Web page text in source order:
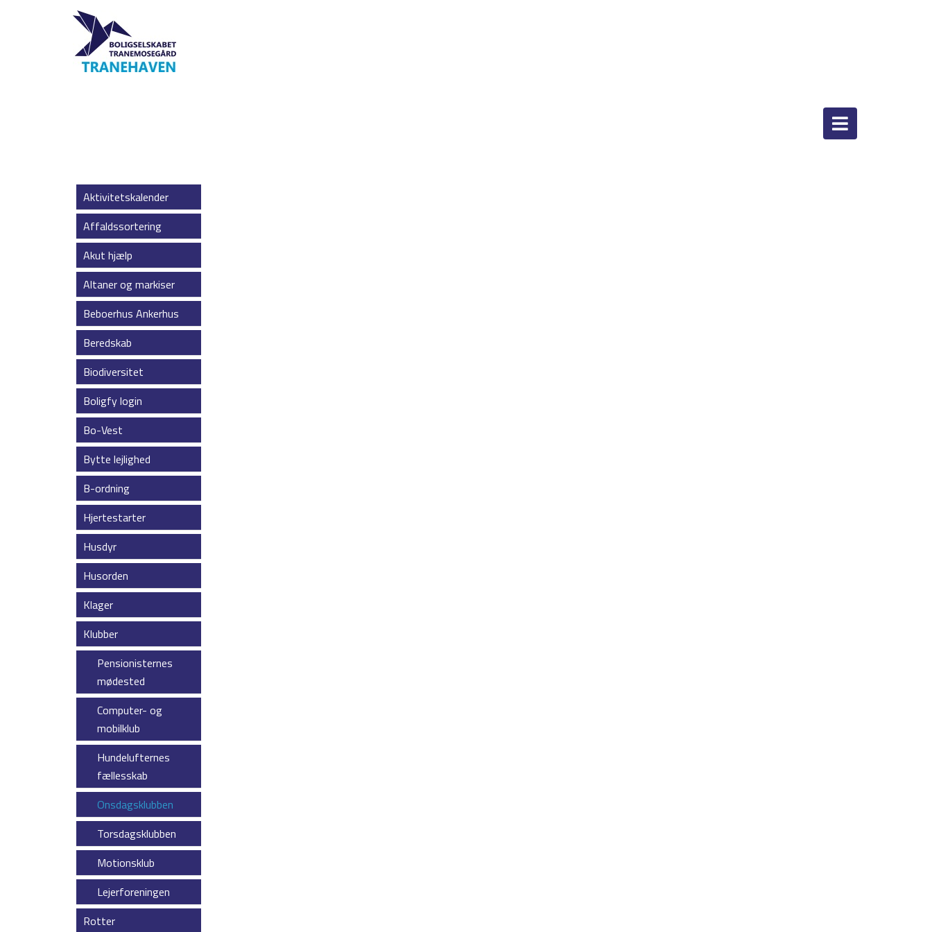
Aktivitetskalender
Affaldssortering
Akut hjælp
Altaner og markiser
Beboerhus Ankerhus
Beredskab
Biodiversitet
Boligfy login
Bo-Vest
Bytte lejlighed
B-ordning
Hjertestarter
Husdyr
Husorden
Klager
Klubber
Pensionisternes
mødested
Computer- og
mobilklub
Hundelufternes
fællesskab
Onsdagsklubben
Torsdagsklubben
Motionsklub
Lejerforeningen
Rotter